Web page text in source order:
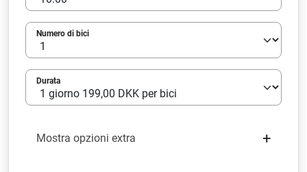
Numero di bici
Durata
Mostra opzioni extra +